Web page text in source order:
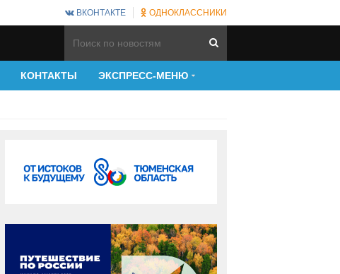
ВКОНТАКТЕ ОДНОКЛАССНИКИ
КОНТАКТЫ ЭКСПРЕСС-МЕНЮ